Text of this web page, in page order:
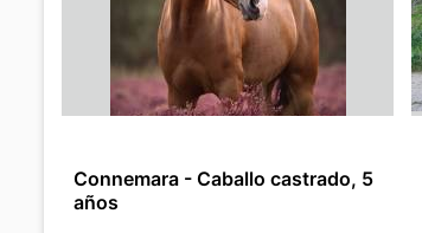
Connemara - Caballo castrado, 5
años